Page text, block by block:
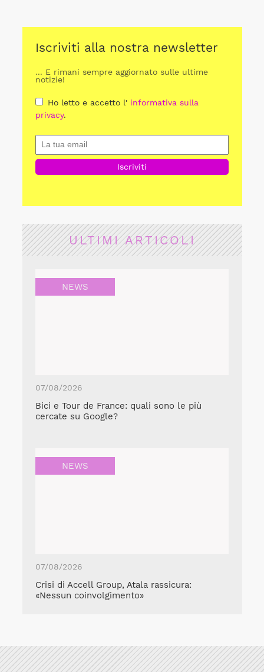
Iscriviti alla nostra newsletter
... E rimani sempre aggiornato sulle ultime
notizie!
Ho letto e accetto l' informativa sulla
privacy.
ULTIMI ARTICOLI
NEWS
07/08/2026
Bici e Tour de France: quali sono le più
cercate su Google?
NEWS
07/08/2026
Crisi di Accell Group, Atala rassicura:
«Nessun coinvolgimento»